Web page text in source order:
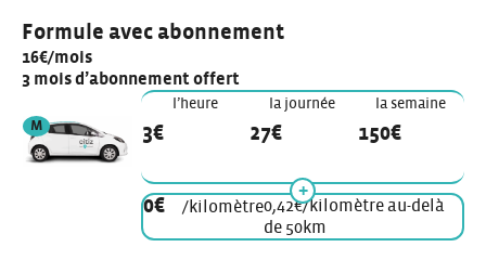
Formule avec abonnement
16€/mois
3 mois d’abonnement offert
l’heure la journée la semaine
véhicule de modèle
M 3€ 27€ 150€
0€ /kilomètre0,42€/kilomètre au-delà
de 50km